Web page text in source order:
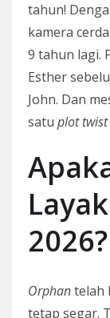
tahun!
kamera
9 tahun lagi.
Esther
John. Dan
satu plot
2026?
Orphantelah
tetap segar.